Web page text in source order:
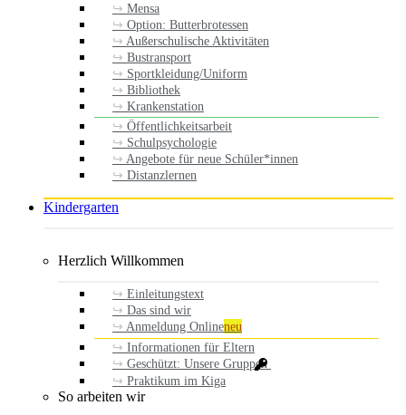
Mensa
Option: Butterbrotessen
Außerschulische Aktivitäten
Bustransport
Sportkleidung/Uniform
Bibliothek
Krankenstation
Öffentlichkeitsarbeit
Schulpsychologie
Angebote für neue Schüler*innen
Distanzlernen
Kindergarten
Herzlich Willkommen
Einleitungstext
Das sind wir
Anmeldung Onlineneu
Informationen für Eltern
Geschützt: Unsere Gruppen
Praktikum im Kiga
So arbeiten wir